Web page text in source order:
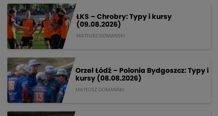
ŁKS – Chrobry: Typy i kursy
(09.08.2026)
MATEUSZ DOMANSKI
Orzeł Łódź – Polonia Bydgoszcz: Typy i
kursy (08.08.2026)
MATEUSZ DOMANSKI